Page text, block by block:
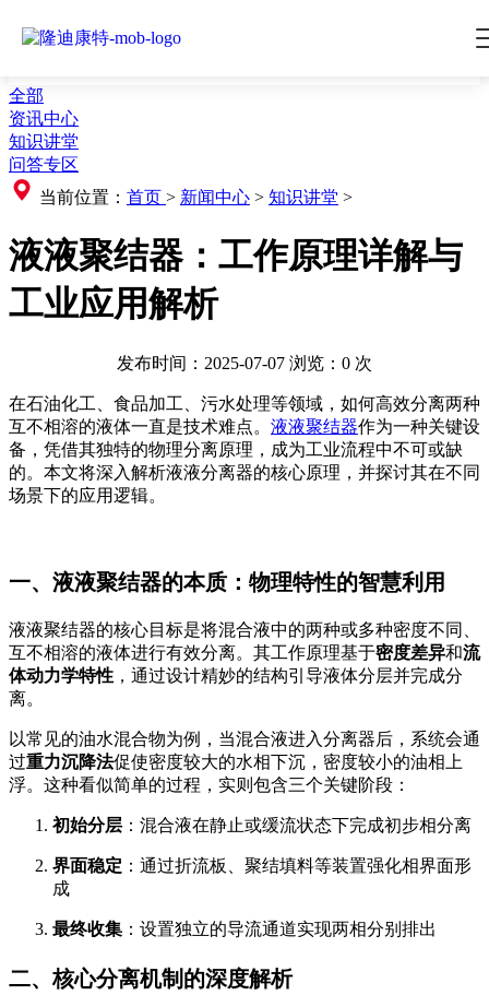
全部
资讯中心
知识讲堂
问答专区
当前位置： 首页 > 新闻中心 > 知识讲堂 >
液液聚结器：工作原理详解与
工业应用解析
发布时间：2025-07-07 浏览： 0 次
在石油化工、食品加工、污水处理等领域，如何高效分离两种
互不相溶的液体一直是技术难点。 液液聚结器作为一种关键设
备，凭借其独特的物理分离原理，成为工业流程中不可或缺
的。本文将深入解析液液分离器的核心原理，并探讨其在不同
场景下的应用逻辑。
一、液液聚结器的本质：物理特性的智慧利用
液液聚结器的核心目标是将混合液中的两种或多种密度不同、
互不相溶的液体进行有效分离。其工作原理基于密度差异和流
体动力学特性 ，通过设计精妙的结构引导液体分层并完成分
离。
以常见的油水混合物为例，当混合液进入分离器后，系统会通
过重力沉降法促使密度较大的水相下沉，密度较小的油相上
浮。这种看似简单的过程，实则包含三个关键阶段：
初始分层 ：混合液在静止或缓流状态下完成初步相分离
界面稳定 ：通过折流板、聚结填料等装置强化相界面形
成
最终收集 ：设置独立的导流通道实现两相分别排出
二、核心分离机制的深度解析